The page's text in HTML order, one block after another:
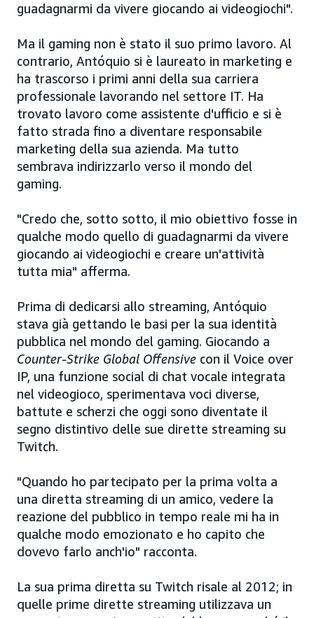
guadagnarmi da vivere giocando ai videogiochi".
Ma il gaming non è stato il suo primo lavoro. Al
contrario, Antóquio si è laureato in marketing e
ha trascorso i primi anni della sua carriera
professionale lavorando nel settore IT. Ha
trovato lavoro come assistente d'ufficio e si è
fatto strada fino a diventare responsabile
marketing della sua azienda. Ma tutto
sembrava indirizzarlo verso il mondo del
gaming.
"Credo che, sotto sotto, il mio obiettivo fosse in
qualche modo quello di guadagnarmi da vivere
giocando ai videogiochi e creare un'attività
tutta mia" afferma.
Prima di dedicarsi allo streaming, Antóquio
stava già gettando le basi per la sua identità
pubblica nel mondo del gaming. Giocando a
Counter-Strike Global Offensive con il Voice over
IP, una funzione social di chat vocale integrata
nel videogioco, sperimentava voci diverse,
battute e scherzi che oggi sono diventate il
segno distintivo delle sue dirette streaming su
Twitch.
"Quando ho partecipato per la prima volta a
una diretta streaming di un amico, vedere la
reazione del pubblico in tempo reale mi ha in
qualche modo emozionato e ho capito che
dovevo farlo anch'io" racconta.
La sua prima diretta su Twitch risale al 2012; in
quelle prime dirette streaming utilizzava un